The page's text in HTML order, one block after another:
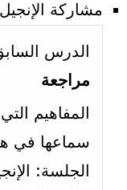
مشاركة الإنجيل
الدرس
مراجعة
المفاهيم
سماعها في
الجلسة: